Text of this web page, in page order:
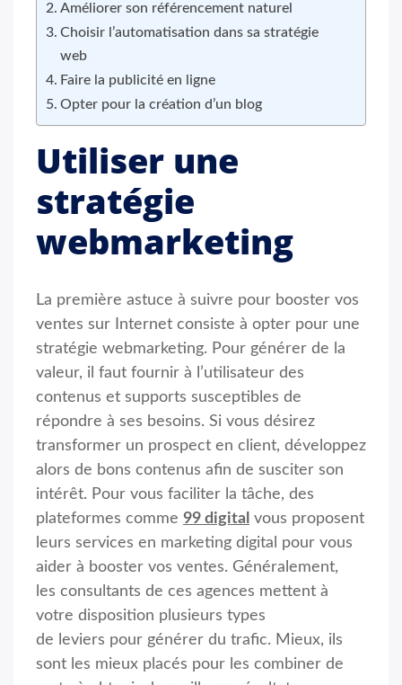
Améliorer son référencement naturel
Choisir l’automatisation dans sa stratégie
web
Faire la publicité en ligne
Opter pour la création d’un blog
Utiliser une
stratégie
webmarketing
La première astuce à suivre pour booster vos
ventes sur Internet consiste à opter pour une
stratégie webmarketing. Pour générer de la
valeur, il faut fournir à l’utilisateur des
contenus et supports susceptibles de
répondre à ses besoins. Si vous désirez
transformer un prospect en client, développez
alors de bons contenus afin de susciter son
intérêt. Pour vous faciliter la tâche, des
plateformes comme 99 digital vous proposent
leurs services en marketing digital pour vous
aider à booster vos ventes. Généralement,
les consultants de ces agences mettent à
votre disposition plusieurs types
de leviers pour générer du trafic. Mieux, ils
sont les mieux placés pour les combiner de